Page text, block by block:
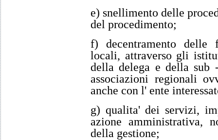
e) snellimento delle
del procedimento;
f) decentramento delle
locali, attraverso gli
della delega e della sub
associazioni regionali
anche con l' ente
g) qualita' dei servizi,
azione amministrativa,
della gestione;